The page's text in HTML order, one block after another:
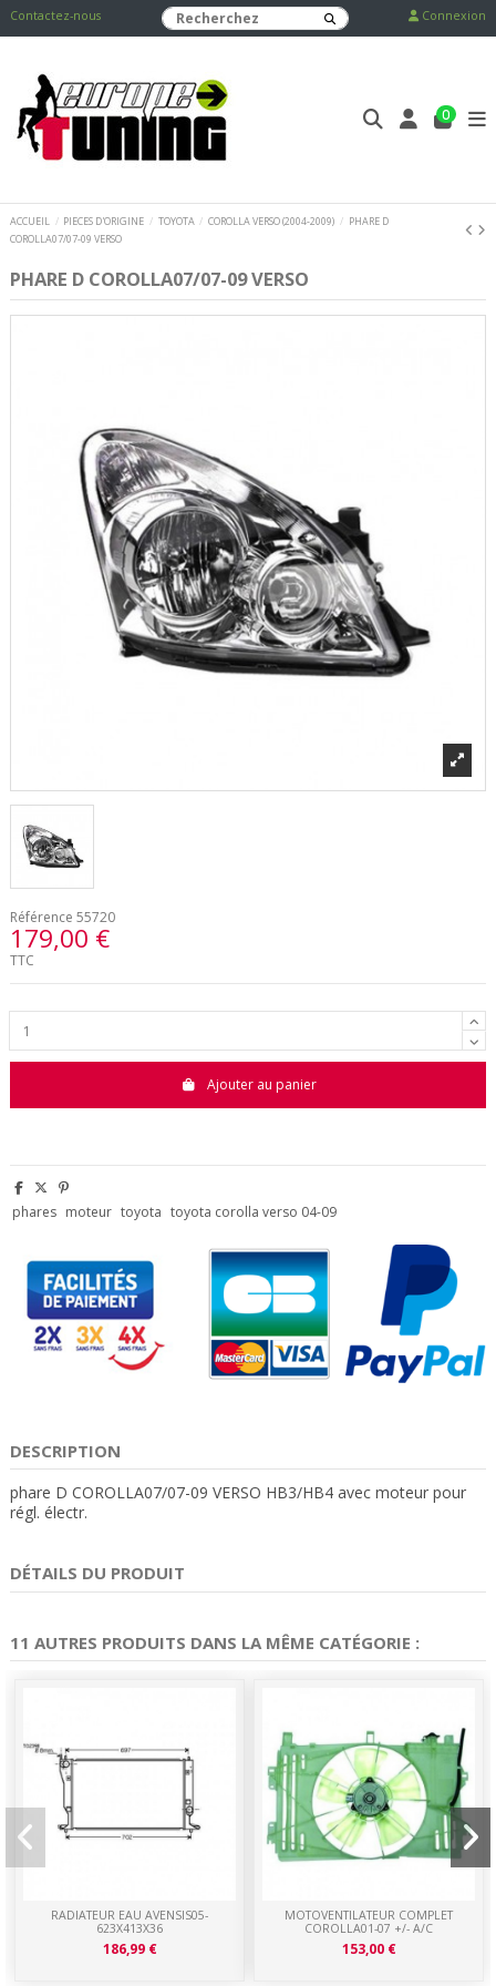
Contactez-nous Connexion
0
ACCUEIL PIECES D'ORIGINE TOYOTA COROLLA VERSO (2004-2009)
PHARE D
COROLLA07/07-09 VERSO
PHARE D COROLLA07/07-09 VERSO
Référence 55720
179,00 €
TTC
Ajouter au panier
phares moteur toyota toyota corolla verso 04-09
DESCRIPTION
phare D COROLLA07/07-09 VERSO HB3/HB4 avec moteur pour
régl. électr.
DÉTAILS DU PRODUIT
11 AUTRES PRODUITS DANS LA MÊME CATÉGORIE :
RADIATEUR EAU AVENSIS05-
623X413X36
186,99 €
MOTOVENTILATEUR COMPLET
COROLLA01-07 +/- A/C
153,00 €